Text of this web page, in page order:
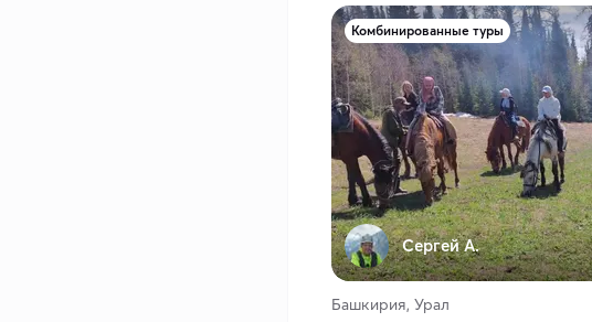
Комбинированные туры
Сергей А.
Башкирия, Урал